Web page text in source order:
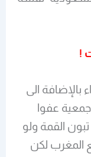
!
بالإضافة الى
جمعية عفوا
القمة ولو
المغرب لكن